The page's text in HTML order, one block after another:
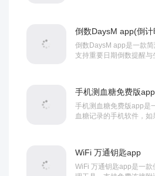
倒数DaysM app(倒
倒数DaysM app是一款简
支持重要日期倒数提醒
手机测血糖免费版app
手机测血糖免费版app是
血糖记录的手机软件，
WiFi 万通钥匙app
WiFi 万通钥匙app是一